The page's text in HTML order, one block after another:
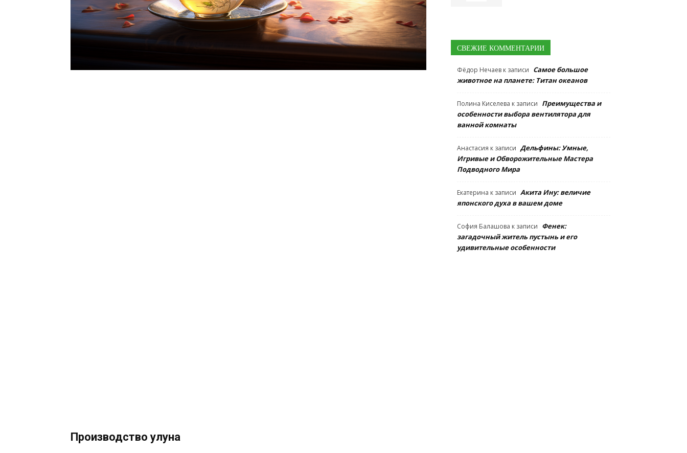
Производство улуна
СВЕЖИЕ КОММЕНТАРИИ
Фёдор Нечаев к записи Самое большое
животное на планете: Титан океанов
Полина Киселева к записи Преимущества и
особенности выбора вентилятора для
ванной комнаты
Анастасия к записи Дельфины: Умные,
Игривые и Обворожительные Мастера
Подводного Мира
Екатерина к записи Акита Ину: величие
японского духа в вашем доме
София Балашова к записи Фенек:
загадочный житель пустынь и его
удивительные особенности